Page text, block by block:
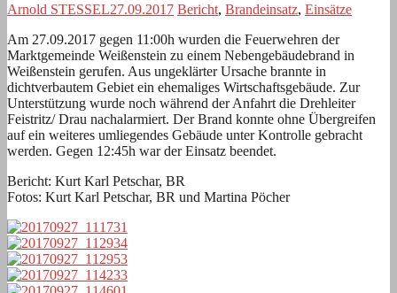
Arnold STESSEL27.09.2017 Bericht, Brandeinsatz, Einsätze
Am 27.09.2017 gegen 11:00h wurden die Feuerwehren der
Marktgemeinde Weißenstein zu einem Nebengebäudebrand in
Weißenstein gerufen. Aus ungeklärter Ursache brannte in
dichtverbautem Gebiet ein ehemaliges Wirtschaftsgebäude. Zur
Unterstützung wurde noch während der Anfahrt die Drehleiter
Feistritz/ Drau nachalarmiert. Der Brand konnte ohne Übergreifen
auf ein weiteres umliegendes Gebäude unter Kontrolle gebracht
werden. Gegen 12:45h war der Einsatz beendet.
Bericht: Kurt Karl Petschar, BR
Fotos: Kurt Karl Petschar, BR und Martina Pöcher